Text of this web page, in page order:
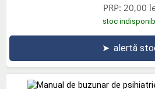
PRP: 20,00
stoc
➤ alertă